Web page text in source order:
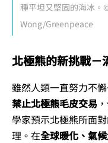
種平坦又堅固的海冰
Wong/Greenpeace
北極熊的新挑戰－
雖然人類一直努力不
禁止北極熊毛皮交易
學家預示北極熊所面
理。在全球暖化、氣